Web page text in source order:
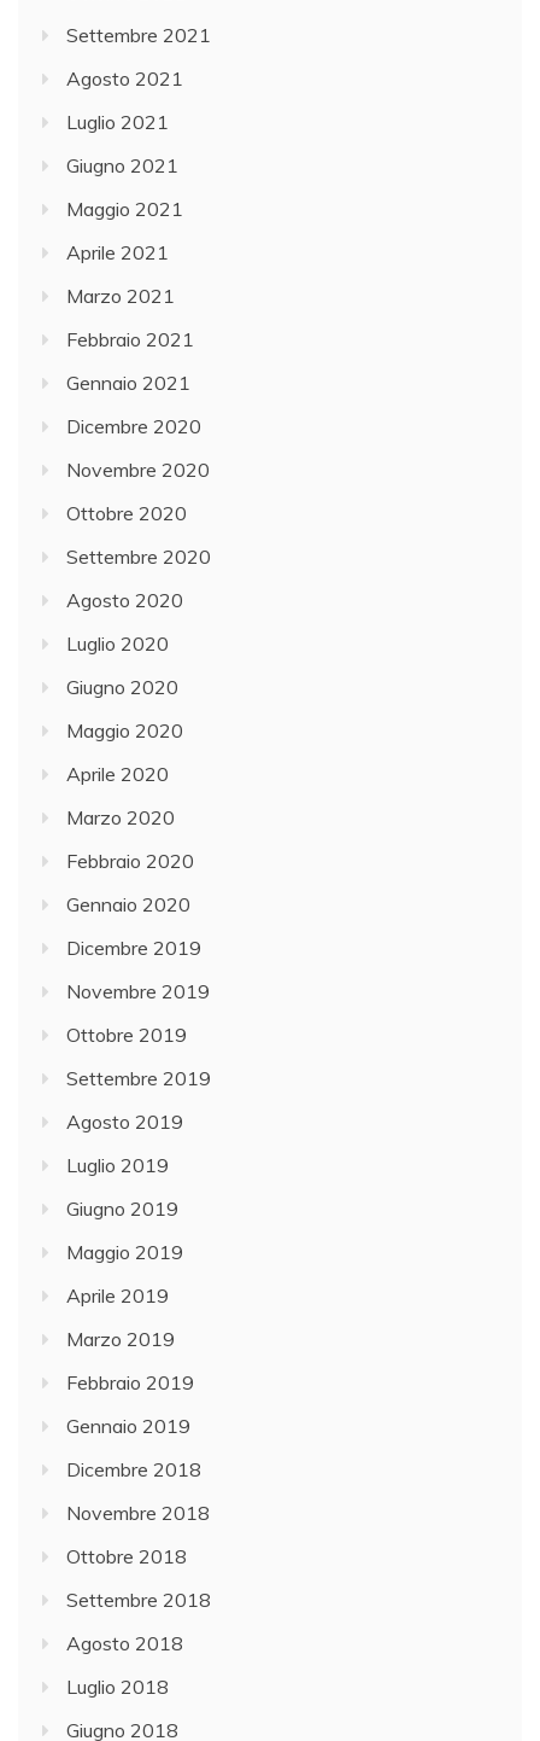
Settembre 2021
Agosto 2021
Luglio 2021
Giugno 2021
Maggio 2021
Aprile 2021
Marzo 2021
Febbraio 2021
Gennaio 2021
Dicembre 2020
Novembre 2020
Ottobre 2020
Settembre 2020
Agosto 2020
Luglio 2020
Giugno 2020
Maggio 2020
Aprile 2020
Marzo 2020
Febbraio 2020
Gennaio 2020
Dicembre 2019
Novembre 2019
Ottobre 2019
Settembre 2019
Agosto 2019
Luglio 2019
Giugno 2019
Maggio 2019
Aprile 2019
Marzo 2019
Febbraio 2019
Gennaio 2019
Dicembre 2018
Novembre 2018
Ottobre 2018
Settembre 2018
Agosto 2018
Luglio 2018
Giugno 2018